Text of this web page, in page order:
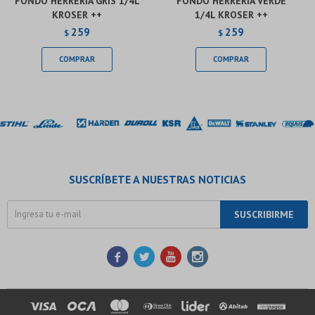
KROSER ++
$ 259
1/4L KROSER ++
$ 259
SUSCRÍBETE A NUESTRAS NOTICIAS
SUSCRIBIRME
   